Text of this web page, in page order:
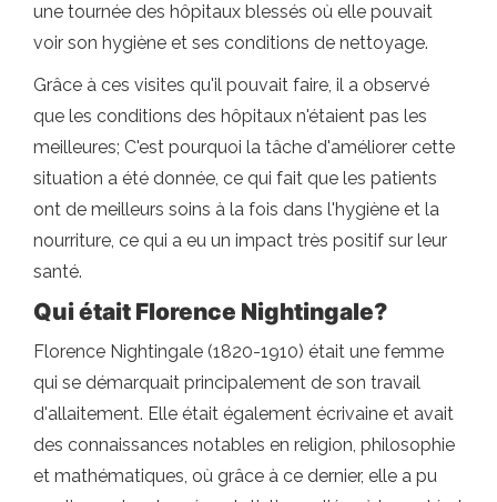
une tournée des hôpitaux blessés où elle pouvait
voir son hygiène et ses conditions de nettoyage.
Grâce à ces visites qu'il pouvait faire, il a observé
que les conditions des hôpitaux n'étaient pas les
meilleures; C'est pourquoi la tâche d'améliorer cette
situation a été donnée, ce qui fait que les patients
ont de meilleurs soins à la fois dans l'hygiène et la
nourriture, ce qui a eu un impact très positif sur leur
santé.
Qui était Florence Nightingale?
Florence Nightingale (1820-1910) était une femme
qui se démarquait principalement de son travail
d'allaitement. Elle était également écrivaine et avait
des connaissances notables en religion, philosophie
et mathématiques, où grâce à ce dernier, elle a pu